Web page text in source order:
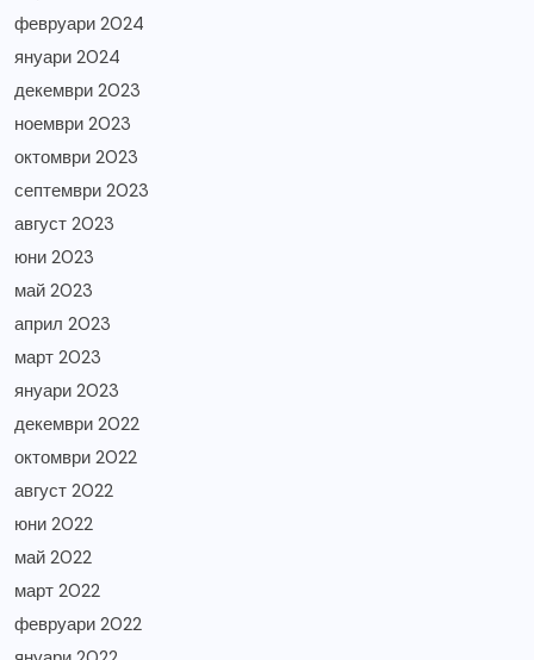
февруари 2024
януари 2024
декември 2023
ноември 2023
октомври 2023
септември 2023
август 2023
юни 2023
май 2023
април 2023
март 2023
януари 2023
декември 2022
октомври 2022
август 2022
юни 2022
май 2022
март 2022
февруари 2022